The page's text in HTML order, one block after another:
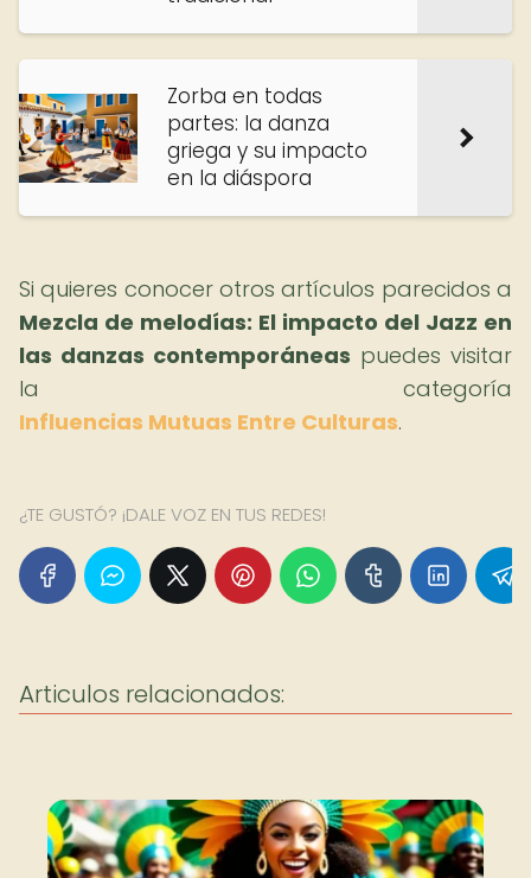
Zorba en todas
partes: la danza
griega y su impacto
en la diáspora
Si quieres conocer otros artículos parecidos a
Mezcla de melodías: El impacto del Jazz en
las danzas contemporáneas puedes visitar
la categoría
Influencias Mutuas Entre Culturas.
¿TE GUSTÓ? ¡DALE VOZ EN TUS REDES!
Articulos relacionados: